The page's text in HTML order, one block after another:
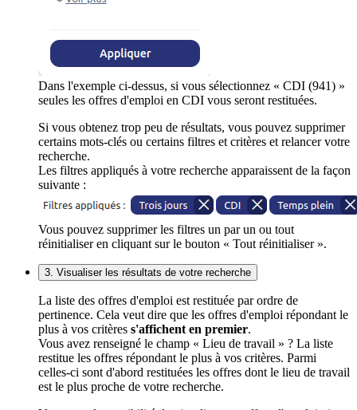
Dans l'exemple ci-dessus, si vous sélectionnez « CDI (941) »
seules les offres d'emploi en CDI vous seront restituées.
Si vous obtenez trop peu de résultats, vous pouvez supprimer
certains mots-clés ou certains filtres et critères et relancer votre
recherche.
Les filtres appliqués à votre recherche apparaissent de la façon
suivante :
Vous pouvez supprimer les filtres un par un ou tout
réinitialiser en cliquant sur le bouton « Tout réinitialiser ».
3. Visualiser les résultats de votre recherche
La liste des offres d'emploi est restituée par ordre de
pertinence. Cela veut dire que les offres d'emploi répondant le
plus à vos critères s'affichent en premier.
Vous avez renseigné le champ « Lieu de travail » ? La liste
restitue les offres répondant le plus à vos critères. Parmi
celles-ci sont d'abord restituées les offres dont le lieu de travail
est le plus proche de votre recherche.